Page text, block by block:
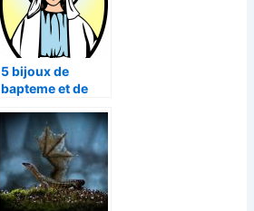
5 bijoux de
bapteme et de
incontournables